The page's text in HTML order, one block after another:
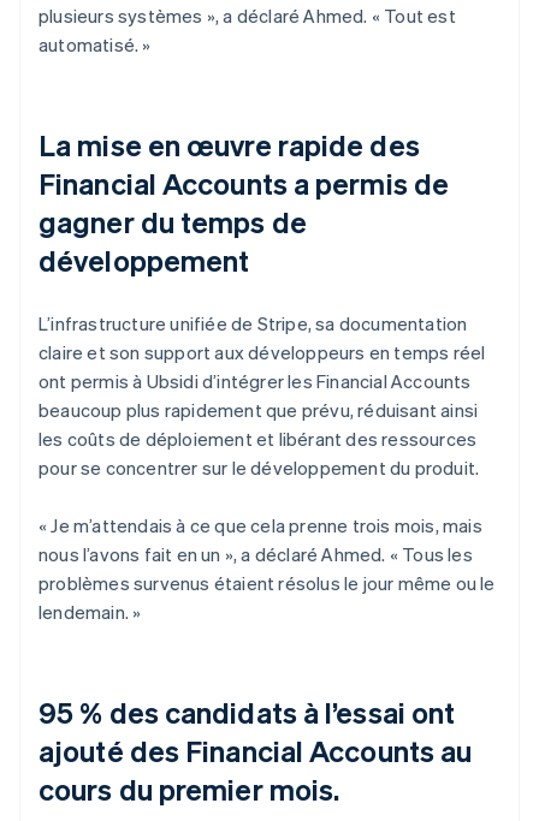
plusieurs systèmes », a déclaré Ahmed. « Tout est
automatisé. »
La mise en œuvre rapide des
Financial Accounts a permis de
gagner du temps de
développement
L’infrastructure unifiée de Stripe, sa documentation
claire et son support aux développeurs en temps réel
ont permis à Ubsidi d’intégrer les Financial Accounts
beaucoup plus rapidement que prévu, réduisant ainsi
les coûts de déploiement et libérant des ressources
pour se concentrer sur le développement du produit.
« Je m’attendais à ce que cela prenne trois mois, mais
nous l’avons fait en un », a déclaré Ahmed. « Tous les
problèmes survenus étaient résolus le jour même ou le
lendemain. »
95 % des candidats à l’essai ont
ajouté des Financial Accounts au
cours du premier mois.